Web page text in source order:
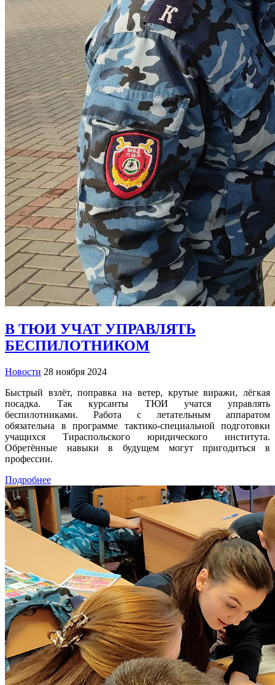
В ТЮИ УЧАТ УПРАВЛЯТЬ
БЕСПИЛОТНИКОМ
Новости 28 ноября 2024
Быстрый взлёт, поправка на ветер, крутые виражи, лёгкая
посадка. Так курсанты ТЮИ учатся управлять
беспилотниками. Работа с летательным аппаратом
обязательна в программе тактико-специальной подготовки
учащихся Тираспольского юридического института.
Обретённые навыки в будущем могут пригодиться в
профессии.
Подробнее